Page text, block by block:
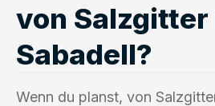
von Salzgitter
Sabadell?
Wenn du planst, von